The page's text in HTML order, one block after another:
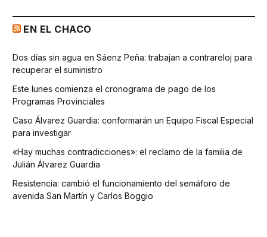
EN EL CHACO
Dos días sin agua en Sáenz Peña: trabajan a contrareloj para
recuperar el suministro
Este lunes comienza el cronograma de pago de los
Programas Provinciales
Caso Álvarez Guardia: conformarán un Equipo Fiscal Especial
para investigar
«Hay muchas contradicciones»: el reclamo de la familia de
Julián Álvarez Guardia
Resistencia: cambió el funcionamiento del semáforo de
avenida San Martín y Carlos Boggio